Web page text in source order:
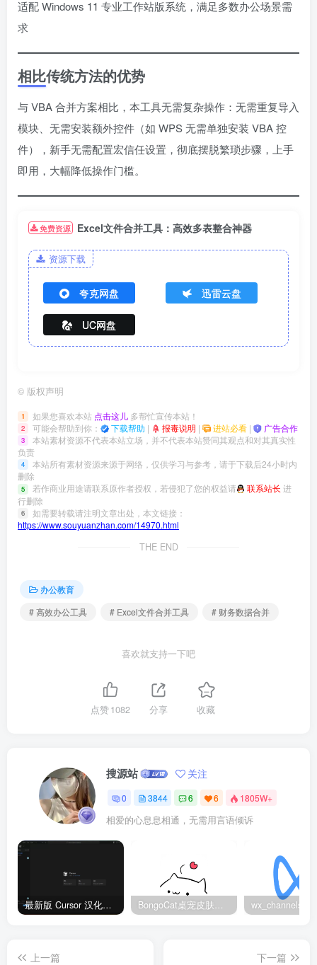
适配 Windows 11 专业工作站版系统，满足多数办公场景需
求
相比传统方法的优势
与 VBA 合并方案相比，本工具无需复杂操作：无需重复导入
模块、无需安装额外控件（如 WPS 无需单独安装 VBA 控
件），新手无需配置宏信任设置，彻底摆脱繁琐步骤，上手
即用，大幅降低操作门槛。
免费资源 Excel文件合并工具：高效多表整合神器
资源下载
夸克网盘 迅雷云盘
UC网盘
© 版权声明
1 如果您喜欢本站 点击这儿 多帮忙宣传本站！
2 可能会帮助到你： 下载帮助 | 报毒说明 | 进站必看 | 广告合作
3
本站素材资源不代表本站立场，并不代表本站赞同其观点和对其真实性
负责
4
本站所有素材资源来源于网络，仅供学习与参考，请于下载后24小时内
删除
5 若作商业用途请联系原作者授权，若侵犯了您的权益请 联系站长 进
行删除
6
如需要转载请注明文章出处，本文链接：
https://www.souyuanzhan.com/14970.html
THE END
办公教育
# 高效办公工具
# Excel文件合并工具 # 财务数据合并
喜欢就支持一下吧
点赞1082 分享 收藏
搜源站 关注
0 3844 6 6 1805W+
相爱的心息息相通，无需用言语倾诉
最新版 Cursor 汉化设置中文教程（两种简单方法，附中文语言包下载） BongoCat桌宠皮肤包大全：20款主题皮肤免费下载
上一篇
下一篇